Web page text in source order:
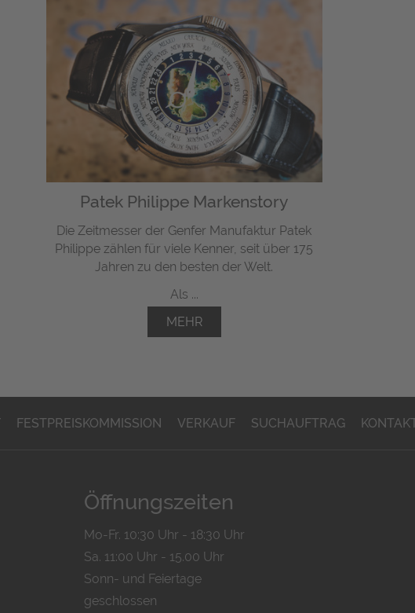
Patek Philippe Markenstory
Die Zeitmesser der Genfer Manufaktur Patek
Philippe zählen für viele Kenner, seit über 175
Jahren zu den besten der Welt.
Als ...
MEHR
FESTPREISKOMMISSION VERKAUF SUCHAUFTRAG
Öffnungszeiten
Mo-Fr. 10:30 Uhr - 18:30 Uhr
Sa. 11:00 Uhr - 15.00 Uhr
Sonn- und Feiertage
geschlossen